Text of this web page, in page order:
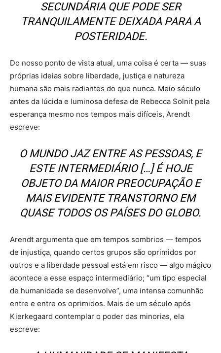
SECUNDÁRIA QUE PODE SER
TRANQUILAMENTE DEIXADA PARA A
POSTERIDADE.
Do nosso ponto de vista atual, uma coisa é certa — suas
próprias ideias sobre liberdade, justiça e natureza
humana são mais radiantes do que nunca. Meio século
antes da lúcida e luminosa defesa de Rebecca Solnit pela
esperança mesmo nos tempos mais difíceis, Arendt
escreve:
O MUNDO JAZ ENTRE AS PESSOAS, E
ESTE INTERMEDIÁRIO […] É HOJE
OBJETO DA MAIOR PREOCUPAÇÃO E
MAIS EVIDENTE TRANSTORNO EM
QUASE TODOS OS PAÍSES DO GLOBO.
Arendt argumenta que em tempos sombrios — tempos
de injustiça, quando certos grupos são oprimidos por
outros e a liberdade pessoal está em risco — algo mágico
acontece a esse espaço intermediário; “um tipo especial
de humanidade se desenvolve”, uma intensa comunhão
entre e entre os oprimidos. Mais de um século após
Kierkegaard contemplar o poder das minorias, ela
escreve: